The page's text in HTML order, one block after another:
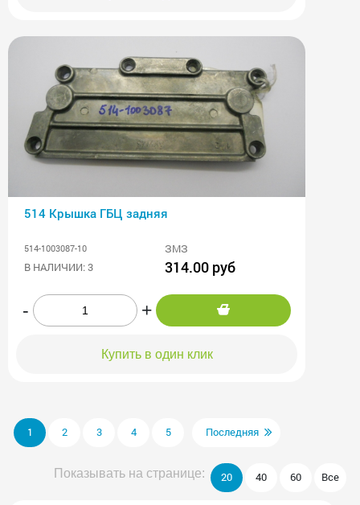
514 Крышка ГБЦ задняя
514-1003087-10
ЗМЗ
В НАЛИЧИИ: 3
314.00 руб
- +
Купить в один клик
1 2 3 4 5 Последняя
Показывать на странице: 20 40 60 Все